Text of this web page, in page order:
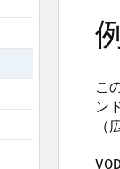
こ
ン